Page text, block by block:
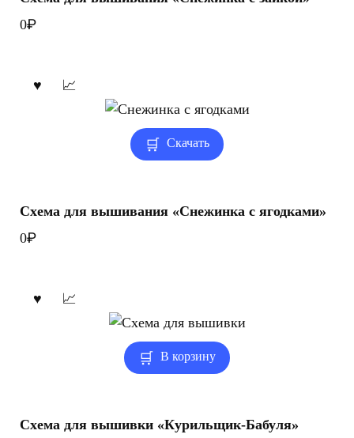
0₽
Скачать
Схема для вышивания «Снежинка с ягодками»
0₽
В корзину
Схема для вышивки «Курильщик-Бабуля»